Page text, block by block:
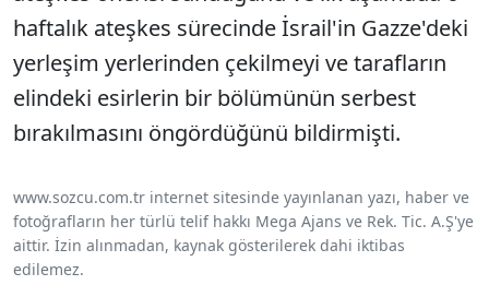
haftalık ateşkes sürecinde İsrail'in Gazze'deki
yerleşim yerlerinden çekilmeyi ve tarafların
elindeki esirlerin bir bölümünün serbest
bırakılmasını öngördüğünü bildirmişti.
www.sozcu.com.tr internet sitesinde yayınlanan yazı, haber ve
fotoğrafların her türlü telif hakkı Mega Ajans ve Rek. Tic. A.Ş'ye
aittir. İzin alınmadan, kaynak gösterilerek dahi iktibas
edilemez.